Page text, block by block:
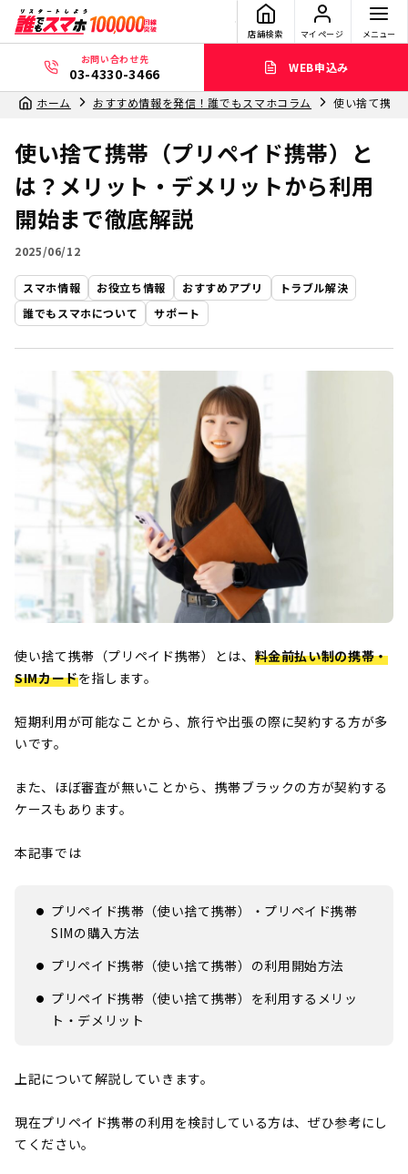
店舗検索 マイページ メニュー
お問い合わせ先
03-4330-3466 WEB申込み
ホーム おすすめ情報を発信！誰でもスマホコラム 使い捨て携帯
使い捨て携帯（プリペイド携帯）と
は？メリット・デメリットから利用
開始まで徹底解説
2025/06/12
スマホ情報 お役立ち情報 おすすめアプリ
トラブル解決
誰でもスマホについて
サポート
使い捨て携帯（プリペイド携帯）とは、 料金前払い制の携帯・
SIMカードを指します。
短期利用が可能なことから、旅行や出張の際に契約する方が多
いです。
また、ほぼ審査が無いことから、携帯ブラックの方が契約する
ケースもあります。
本記事では
プリペイド携帯（使い捨て携帯）・プリペイド携帯
SIMの購入方法
プリペイド携帯（使い捨て携帯）の利用開始方法
プリペイド携帯（使い捨て携帯）を利用するメリッ
ト・デメリット
上記について解説していきます。
現在プリペイド携帯の利用を検討している方は、ぜひ参考にし
てください。